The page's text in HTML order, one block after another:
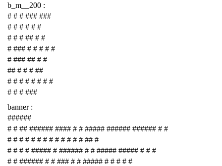
b_m__200 :
# # # ### ###
# # # # # #
# # # ## # #
# ### # # # # #
# ### ## # #
## # # # ##
# # # # # # # #
# # # ###
banner :
######
# # ## ###### #### # # ##### ###### ###### # #
# # # # # # # # # # # # # ## #
# # # # ##### # ###### # # ##### ##### # # #
# # ###### # # ### # # ##### # # # # #